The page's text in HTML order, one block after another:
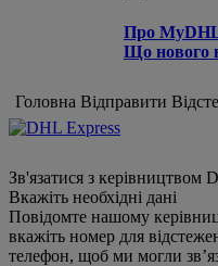
Про
Що нового
Головна Відправити
Зв'язатися з керівництвом
Вкажіть необхідні дані
Повідомте нашому
вкажіть номер для
телефон, щоб ми могли